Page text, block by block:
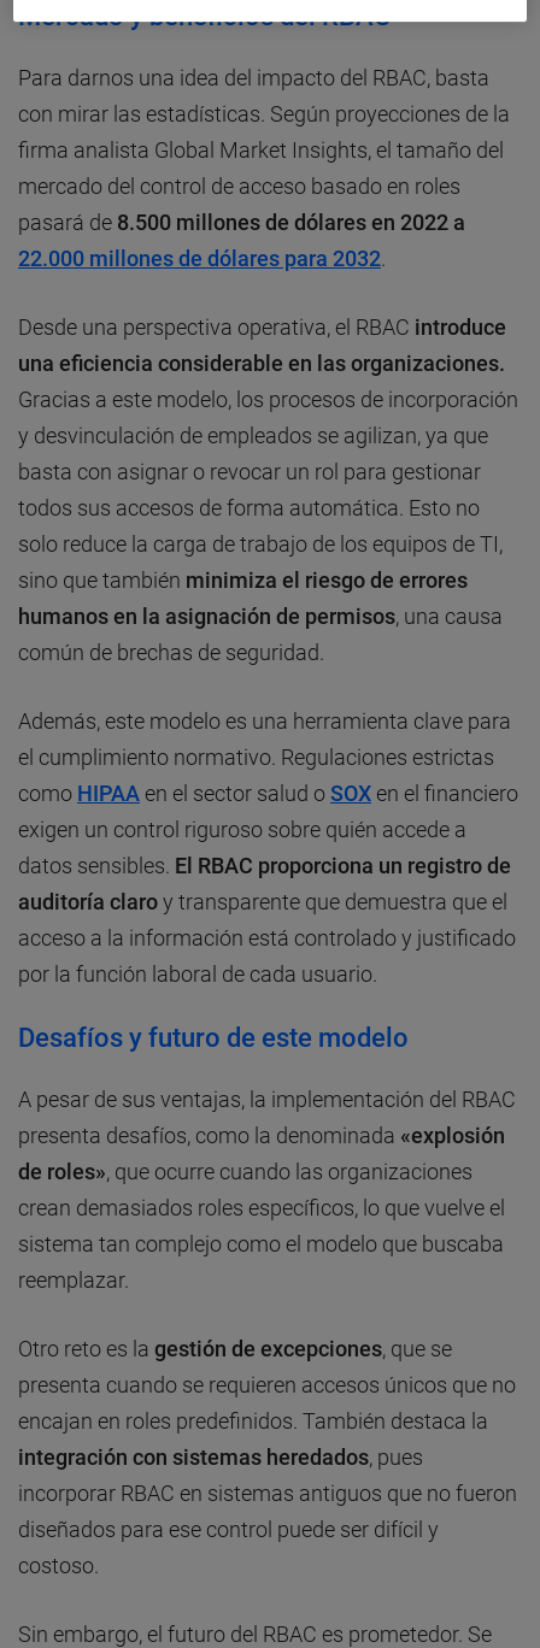
Mercado y beneficios del RBAC
Para darnos una idea del impacto del RBAC, basta
con mirar las estadísticas. Según proyecciones de la
firma analista Global Market Insights, el tamaño del
mercado del control de acceso basado en roles
pasará de 8.500 millones de dólares en 2022 a
22.000 millones de dólares para 2032.
Desde una perspectiva operativa, el RBAC introduce
una eficiencia considerable en las organizaciones.
Gracias a este modelo, los procesos de incorporación
y desvinculación de empleados se agilizan, ya que
basta con asignar o revocar un rol para gestionar
todos sus accesos de forma automática. Esto no
solo reduce la carga de trabajo de los equipos de TI,
sino que también minimiza el riesgo de errores
humanos en la asignación de permisos, una causa
común de brechas de seguridad.
Además, este modelo es una herramienta clave para
el cumplimiento normativo. Regulaciones estrictas
como HIPAA en el sector salud oSOX en el financiero
exigen un control riguroso sobre quién accede a
datos sensibles. El RBAC proporciona un registro de
auditoría claroy transparente que demuestra que el
acceso a la información está controlado y justificado
por la función laboral de cada usuario.
Desafíos y futuro de este modelo
A pesar de sus ventajas, la implementación del RBAC
presenta desafíos, como la denominada «explosión
de roles», que ocurre cuando las organizaciones
crean demasiados roles específicos, lo que vuelve el
sistema tan complejo como el modelo que buscaba
reemplazar.
Otro reto es la gestión de excepciones, que se
presenta cuando se requieren accesos únicos que no
encajan en roles predefinidos. También destaca la
integración con sistemas heredados, pues
incorporar RBAC en sistemas antiguos que no fueron
diseñados para ese control puede ser difícil y
costoso.
Sin embargo, el futuro del RBAC es prometedor. Se